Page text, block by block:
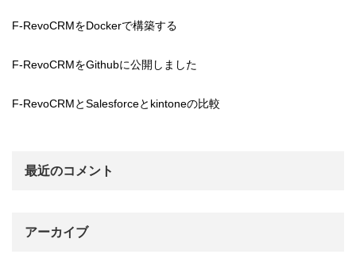
F-RevoCRMをDockerで構築する
F-RevoCRMをGithubに公開しました
F-RevoCRMとSalesforceとkintoneの比較
最近のコメント
アーカイブ